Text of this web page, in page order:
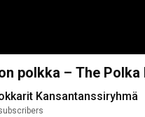
polkka – The
Kansantanssiryhmä